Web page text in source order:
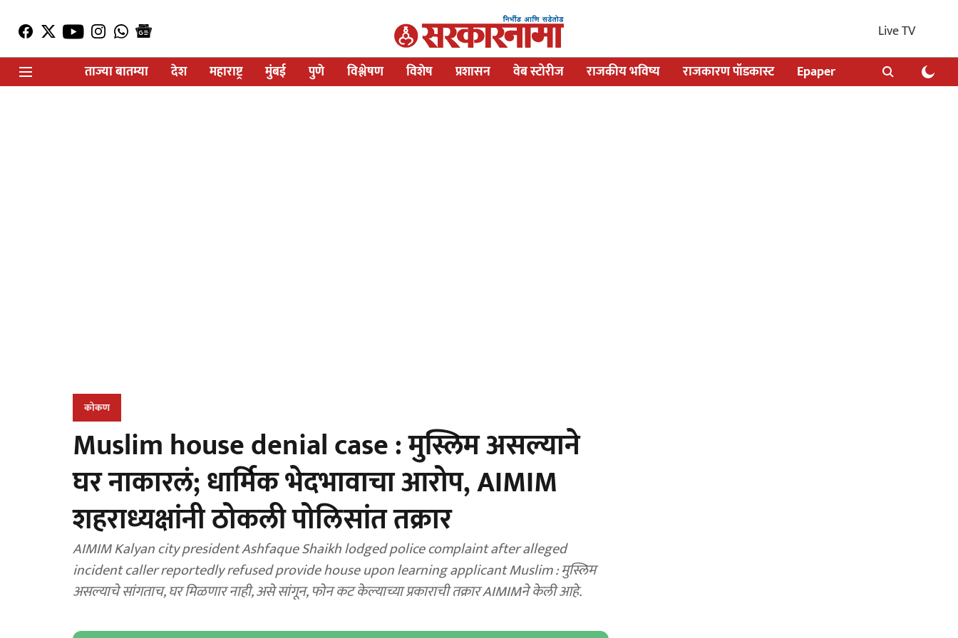
Live TV
ताज्या बातम्या
देश महाराष्ट्र मुंबई पुणे विश्लेषण विशेष प्रशासन वेब स्टोरीज राजकीय भविष्य राजकारण पॉडकास्ट Epaper
कोकण
Muslim house denial case : मुस्लिम असल्याने
घर नाकारलं; धार्मिक भेदभावाचा आरोप, AIMIM
शहराध्यक्षांनी ठोकली पोलिसांत तक्रार
AIMIM Kalyan city president Ashfaque Shaikh lodged police complaint after alleged
incident caller reportedly refused provide house upon learning applicant Muslim : मुस्लिम
असल्याचे सांगताच, घर मिळणार नाही, असे सांगून, फोन कट केल्याच्या प्रकाराची तक्रार AIMIMने केली आहे.